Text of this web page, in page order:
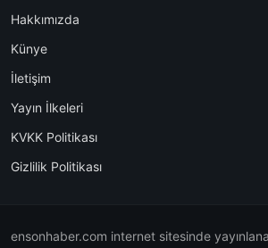
Hakkımızda
Künye
İletişim
Yayın İlkeleri
KVKK Politikası
Gizlilik Politikası
ensonhaber.com internet sitesinde